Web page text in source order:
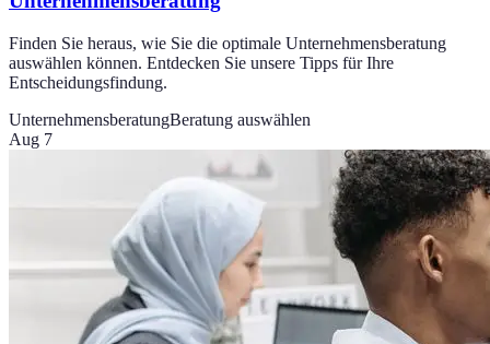
Finden Sie heraus, wie Sie die optimale Unternehmensberatung
auswählen können. Entdecken Sie unsere Tipps für Ihre
Entscheidungsfindung.
UnternehmensberatungBeratung auswählen
Aug 7